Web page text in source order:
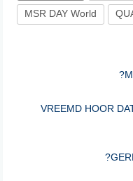
MSR DAY World
VREEMD HOOR
VAN HISTORICUS